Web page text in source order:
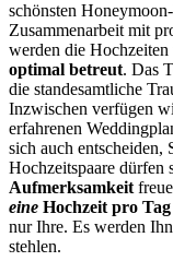
schönsten
Zusammenarbeit mit
werden die
optimal betreut. Das
die standesamtliche
Inzwischen verfügen
erfahrenen
sich auch
Hochzeitspaare dürfen
Aufmerksamkeit
eine Hochzeit pro Tag
nur Ihre. Es werden
stehlen.